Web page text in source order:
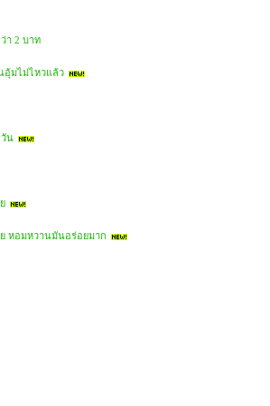
า 2 บาท
อุ้มไม่ไหวแล้ว
วัน
หอมหวานมันอร่อยมาก